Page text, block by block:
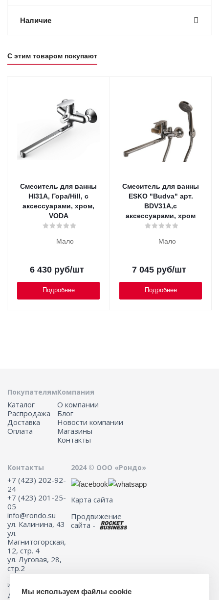
Наличие
С этим товаром покупают
Смеситель для ванны
HI31A, Гора/Hill, с
аксессуарами, хром,
VODA
Мало
6 430руб/шт
Подробнее
Смеситель для ванны
ESKO "Budva" арт.
BDV31A,с
аксессуарами, хром
Мало
7 045руб/шт
Подробнее
Покупателям
Каталог
Распродажа
Доставка
Оплата
Компания
О компании
Блог
Новости компании
Магазины
Контакты
Контакты
+7 (423) 202-92-
24
+7 (423) 201-25-
05
info@rondo.su
ул. Калинина, 43
ул.
Магнитогорская,
12, стр. 4
ул. Луговая, 28,
стр.2
2024 © ООО «Рондо»
Карта сайта
Продвижение
сайта -
Информация на сайте не является публичной офертой.
Для получения подробной информации о наличии и стоимости
Мы используем файлы cookie